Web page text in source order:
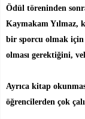
Ödül töreninden
Kaymakam Yılmaz,
bir sporcu olmak için
olması gerektiğini,
Ayrıca kitap
öğrencilerden çok